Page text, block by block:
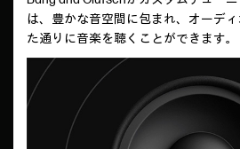
は、豊かな音空間に包まれ、オーデ
た通りに音楽を聴くことができます。